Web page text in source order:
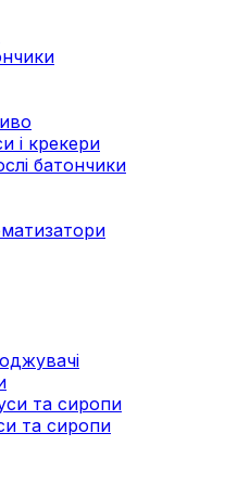
і крекери
батончики
та сиропи
та сиропи